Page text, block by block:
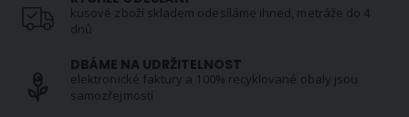
kusové zboží skladem odesíláme ihned, metráže do 4
dnů
DBÁME NA UDRŽITELNOST
elektronické faktury a 100% recyklované obaly jsou
samozřejmostí